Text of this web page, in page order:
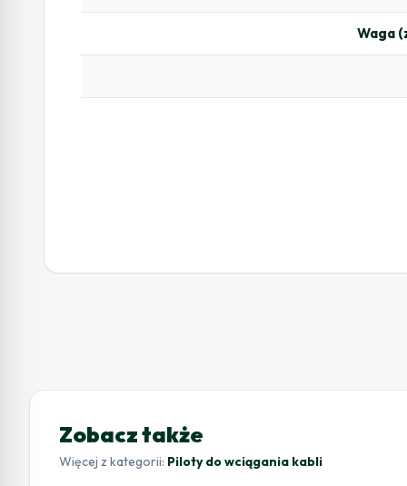
Waga
Zobacz także
Więcej z kategorii: Piloty do wciągania kabli